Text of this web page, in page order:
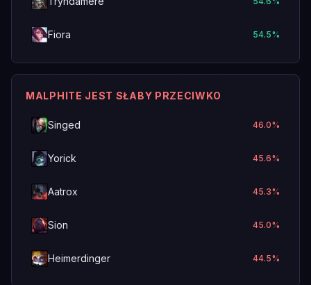
Fiora 54.5%
MALPHITE JEST SŁABY PRZECIWKO
Singed 46.0%
Yorick 45.6%
Aatrox 45.3%
Sion 45.0%
Heimerdinger 44.5%